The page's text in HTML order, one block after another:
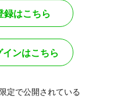
録はこちら
ンはこちら
定で公開されている